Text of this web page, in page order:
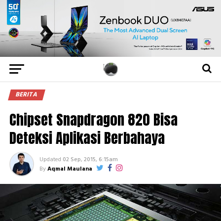
BERITA
Chipset Snapdragon 820 Bisa
Deteksi Aplikasi Berbahaya
Updated 02 Sep, 2015, 6:15am
ByAqmal Maulana